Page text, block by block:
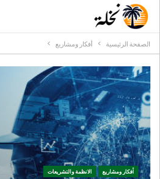
الصفحة الرئيسية أفكار ومشاريع
أفكار ومشاريع الانظمة والتشريعات